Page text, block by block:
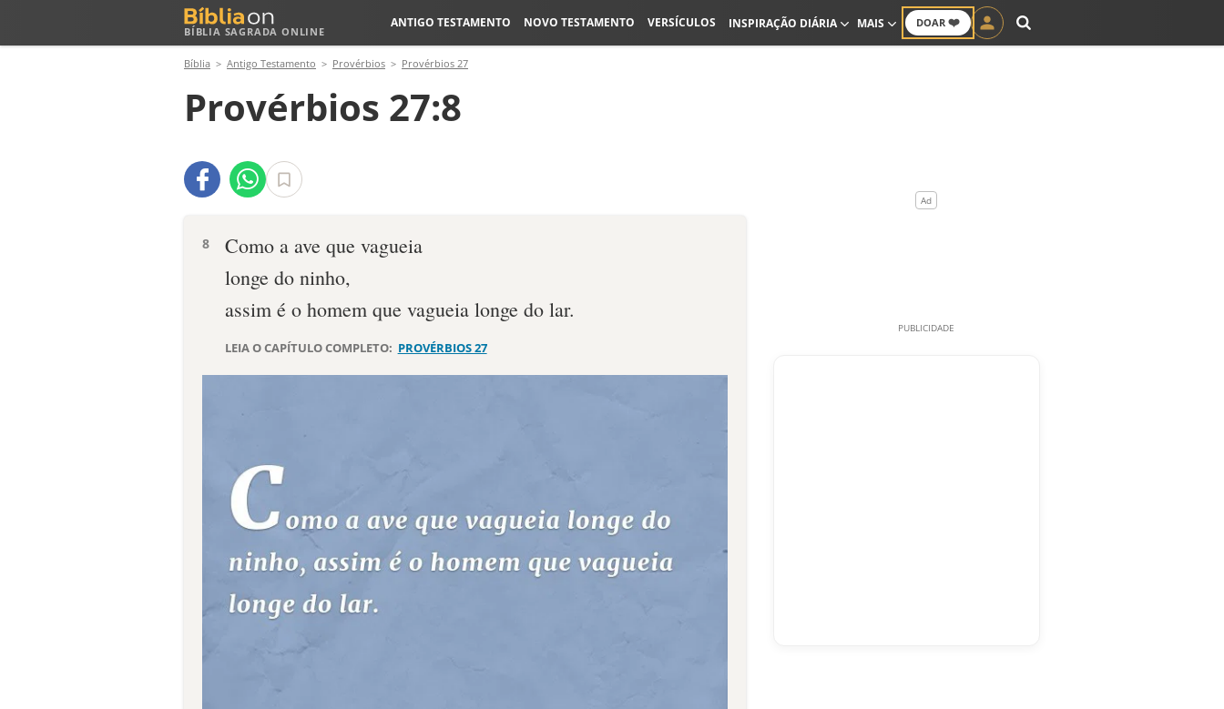
BÍBLIA SAGRADA ONLINE
DOAR ❤️
ANTIGO TESTAMENTO NOVO TESTAMENTO VERSÍCULOS INSPIRAÇÃO DIÁRIA MAIS
Bíblia Antigo Testamento Provérbios Provérbios 27
Provérbios 27:8
8
Como a ave que vagueia
longe do ninho,
assim é o homem que vagueia longe do lar.
LEIA O CAPÍTULO COMPLETO: PROVÉRBIOS 27